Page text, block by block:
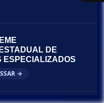
DE
ESPECIALIZADOS
→